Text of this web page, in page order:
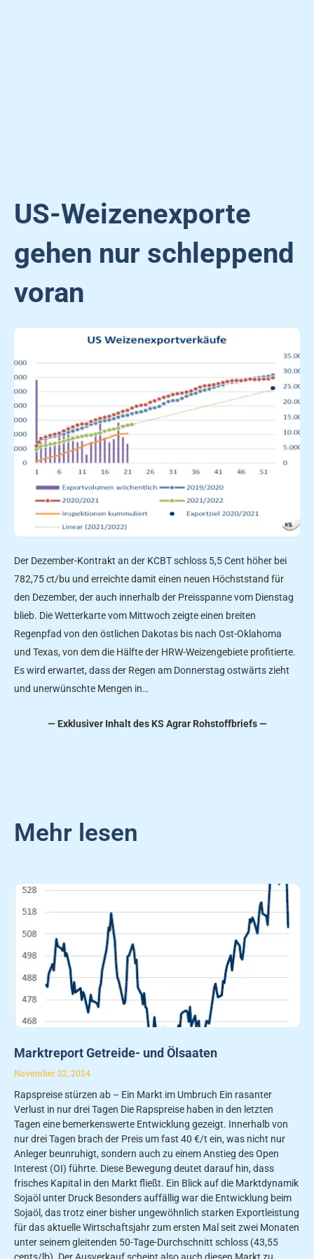
US-Weizenexporte
gehen nur schleppend
voran
Der Dezember-Kontrakt an der KCBT schloss 5,5 Cent höher bei
782,75 ct/bu und erreichte damit einen neuen Höchststand für
den Dezember, der auch innerhalb der Preisspanne vom Dienstag
blieb. Die Wetterkarte vom Mittwoch zeigte einen breiten
Regenpfad von den östlichen Dakotas bis nach Ost-Oklahoma
und Texas, von dem die Hälfte der HRW-Weizengebiete profitierte.
Es wird erwartet, dass der Regen am Donnerstag ostwärts zieht
und unerwünschte Mengen in…
— Exklusiver Inhalt des KS Agrar Rohstoffbriefs —
Mehr lesen
Marktreport Getreide- und Ölsaaten
November 22, 2024
Rapspreise stürzen ab – Ein Markt im Umbruch Ein rasanter
Verlust in nur drei Tagen Die Rapspreise haben in den letzten
Tagen eine bemerkenswerte Entwicklung gezeigt. Innerhalb von
nur drei Tagen brach der Preis um fast 40 €/t ein, was nicht nur
Anleger beunruhigt, sondern auch zu einem Anstieg des Open
Interest (OI) führte. Diese Bewegung deutet darauf hin, dass
frisches Kapital in den Markt fließt. Ein Blick auf die Marktdynamik
Sojaöl unter Druck Besonders auffällig war die Entwicklung beim
Sojaöl, das trotz einer bisher ungewöhnlich starken Exportleistung
für das aktuelle Wirtschaftsjahr zum ersten Mal seit zwei Monaten
unter seinem gleitenden 50-Tage-Durchschnitt schloss (43,55